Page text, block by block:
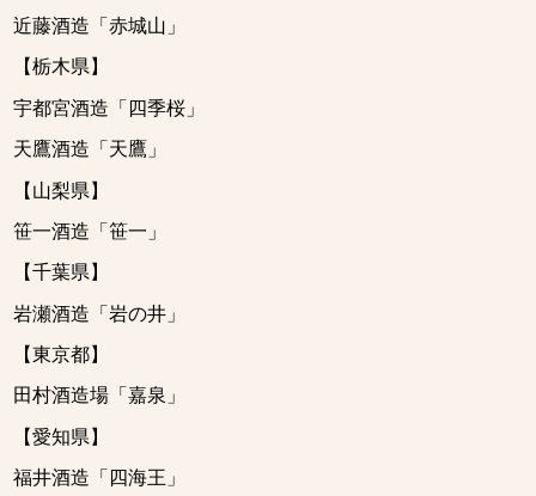
近藤酒造「赤城山」
【栃木県】
宇都宮酒造「四季桜」
天鷹酒造「天鷹」
【山梨県】
笹一酒造「笹一」
【千葉県】
岩瀬酒造「岩の井」
【東京都】
田村酒造場「嘉泉」
【愛知県】
福井酒造「四海王」